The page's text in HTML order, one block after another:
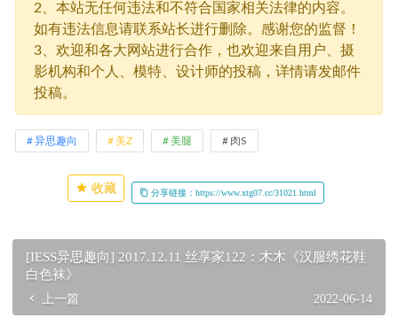
2、本站无任何违法和不符合国家相关法律的内容。
如有违法信息请联系站长进行删除。感谢您的监督！
3、欢迎和各大网站进行合作，也欢迎来自用户、摄
影机构和个人、模特、设计师的投稿，详情请发邮件
投稿。
异思趣向 美Z 美腿 肉S
收藏 分享链接：https://www.xtg07.cc/31021.html
[IESS异思趣向] 2017.12.11 丝享家122：木木《汉服绣花鞋
白色袜》
上一篇 2022-06-14